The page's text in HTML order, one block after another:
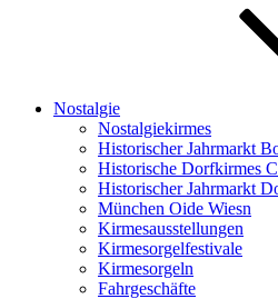
Nostalgie
Nostalgiekirmes
Historischer Jahrmarkt
Historische Dorfkirmes
Historischer Jahrmarkt
München Oide Wiesn
Kirmesausstellungen
Kirmesorgelfestivale
Kirmesorgeln
Fahrgeschäfte